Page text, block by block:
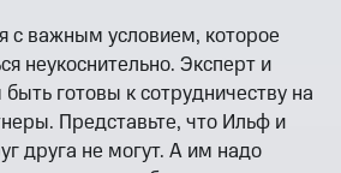
с важным условием, которое
неукоснительно. Эксперт и
готовы к сотрудничеству на
Представьте, что Ильф и
друга не могут. А им надо